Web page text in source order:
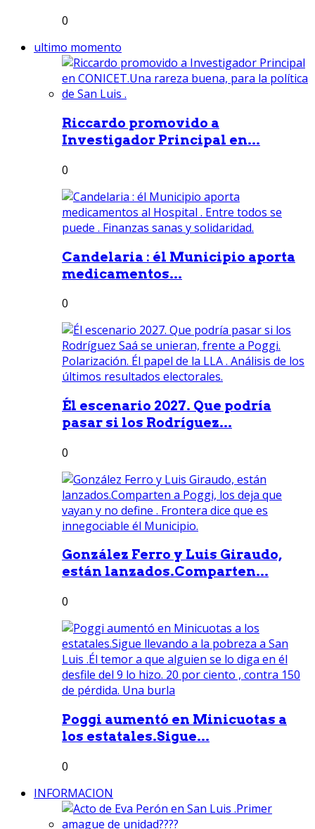
0
ultimo momento
Riccardo promovido a
Investigador Principal en...
0
Candelaria : él Municipio aporta
medicamentos...
0
Él escenario 2027. Que podría
pasar si los Rodríguez...
0
González Ferro y Luis Giraudo,
están lanzados.Comparten...
0
Poggi aumentó en Minicuotas a
los estatales.Sigue...
0
INFORMACION